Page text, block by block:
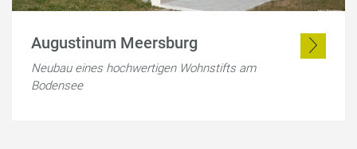
Augustinum Meersburg
Neubau eines hochwertigen Wohnstifts am
Bodensee